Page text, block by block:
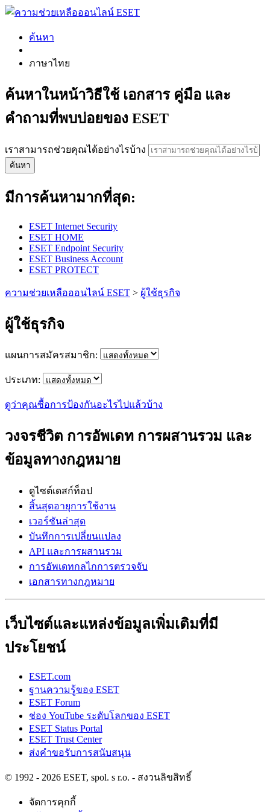
ค้นหา
ภาษาไทย
ค้นหาในหน้าวิธีใช้ เอกสาร คู่มือ และ
คำถามที่พบบ่อยของ ESET
เราสามารถช่วยคุณได้อย่างไรบ้าง
ค้นหา
มีการค้นหามากที่สุด:
ESET Internet Security
ESET HOME
ESET Endpoint Security
ESET Business Account
ESET PROTECT
ความช่วยเหลือออนไลน์ ESET > ผู้ใช้ธุรกิจ
ผู้ใช้ธุรกิจ
แผนการสมัครสมาชิก:
ประเภท:
ดูว่าคุณซื้อการป้องกันอะไรไปแล้วบ้าง
วงจรชีวิต การอัพเดท การผสานรวม และ
ข้อมูลทางกฎหมาย
ดูไซต์เดสก์ท็อป
สิ้นสุดอายุการใช้งาน
เวอร์ชันล่าสุด
บันทึกการเปลี่ยนแปลง
API และการผสานรวม
การอัพเดทกลไกการตรวจจับ
เอกสารทางกฎหมาย
เว็บไซต์และแหล่งข้อมูลเพิ่มเติมที่มี
ประโยชน์
ESET.com
ฐานความรู้ของ ESET
ESET Forum
ช่อง YouTube ระดับโลกของ ESET
ESET Status Portal
ESET Trust Center
ส่งคำขอรับการสนับสนุน
© 1992 - 2026 ESET, spol. s r.o. - สงวนลิขสิทธิ์
จัดการคุกกี้